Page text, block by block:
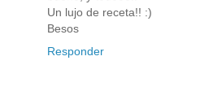
Un lujo de receta!! :)
Besos
Responder